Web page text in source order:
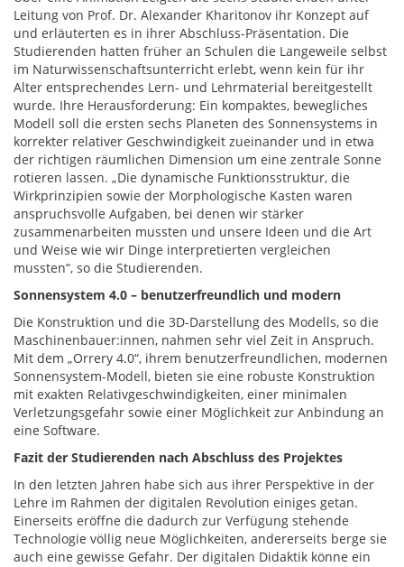
Leitung von Prof. Dr. Alexander Kharitonov ihr Konzept auf
und erläuterten es in ihrer Abschluss-Präsentation. Die
Studierenden hatten früher an Schulen die Langeweile selbst
im Naturwissenschaftsunterricht erlebt, wenn kein für ihr
Alter entsprechendes Lern- und Lehrmaterial bereitgestellt
wurde. Ihre Herausforderung: Ein kompaktes, bewegliches
Modell soll die ersten sechs Planeten des Sonnensystems in
korrekter relativer Geschwindigkeit zueinander und in etwa
der richtigen räumlichen Dimension um eine zentrale Sonne
rotieren lassen. „Die dynamische Funktionsstruktur, die
Wirkprinzipien sowie der Morphologische Kasten waren
anspruchsvolle Aufgaben, bei denen wir stärker
zusammenarbeiten mussten und unsere Ideen und die Art
und Weise wie wir Dinge interpretierten vergleichen
mussten“, so die Studierenden.
Sonnensystem 4.0 – benutzerfreundlich und modern
Die Konstruktion und die 3D-Darstellung des Modells, so die
Maschinenbauer:innen, nahmen sehr viel Zeit in Anspruch.
Mit dem „Orrery 4.0“, ihrem benutzerfreundlichen, modernen
Sonnensystem-Modell, bieten sie eine robuste Konstruktion
mit exakten Relativgeschwindigkeiten, einer minimalen
Verletzungsgefahr sowie einer Möglichkeit zur Anbindung an
eine Software.
Fazit der Studierenden nach Abschluss des Projektes
In den letzten Jahren habe sich aus ihrer Perspektive in der
Lehre im Rahmen der digitalen Revolution einiges getan.
Einerseits eröffne die dadurch zur Verfügung stehende
Technologie völlig neue Möglichkeiten, andererseits berge sie
auch eine gewisse Gefahr. Der digitalen Didaktik könne ein